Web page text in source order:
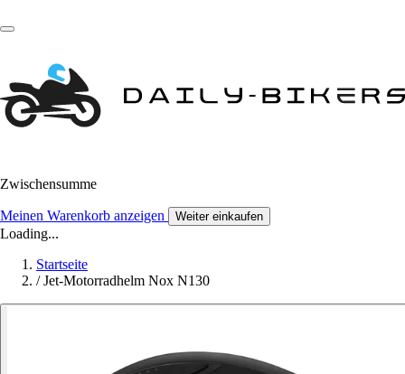
Zwischensumme
Meinen Warenkorb anzeigen Weiter einkaufen
Loading...
Startseite
/ Jet-Motorradhelm Nox N130